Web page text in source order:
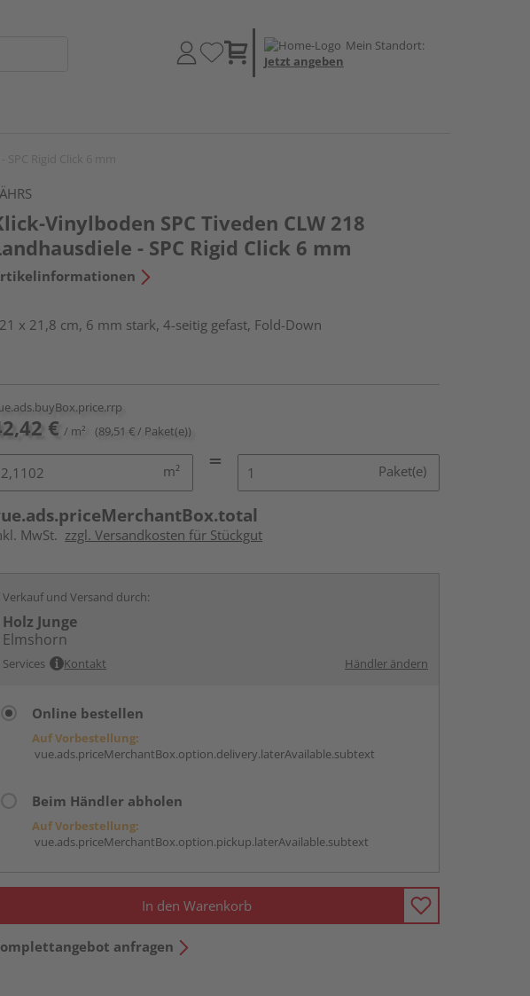
Mein Standort:
Jetzt angeben
Vinylboden SPC Tiveden CLW 218
- SPC Rigid Click 6 mm
x 21,8 cm, 6 mm stark, 4-seitig gefast, Fold-Down
€ / m² (89,51 € / Paket(e))
m² Paket(e)
MwSt. zzgl. Versandkosten für Stückgut
Verkauf und Versand durch:
Holz Junge
Elmshorn
Services Kontakt Händler ändern
Online bestellen
Auf Vorbestellung:
vue.ads.priceMerchantBox.option.delivery.laterAvailable.subtext
Beim Händler abholen
Auf Vorbestellung:
vue.ads.priceMerchantBox.option.pickup.laterAvailable.subtext
In den Warenkorb
anfragen